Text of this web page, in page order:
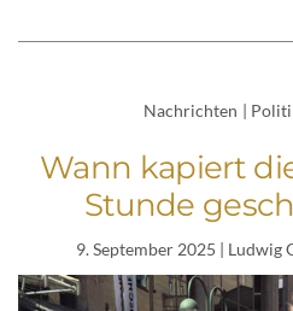
Nachrichten
Wann kapiert
Stunde
9. September 2025 | Ludwig